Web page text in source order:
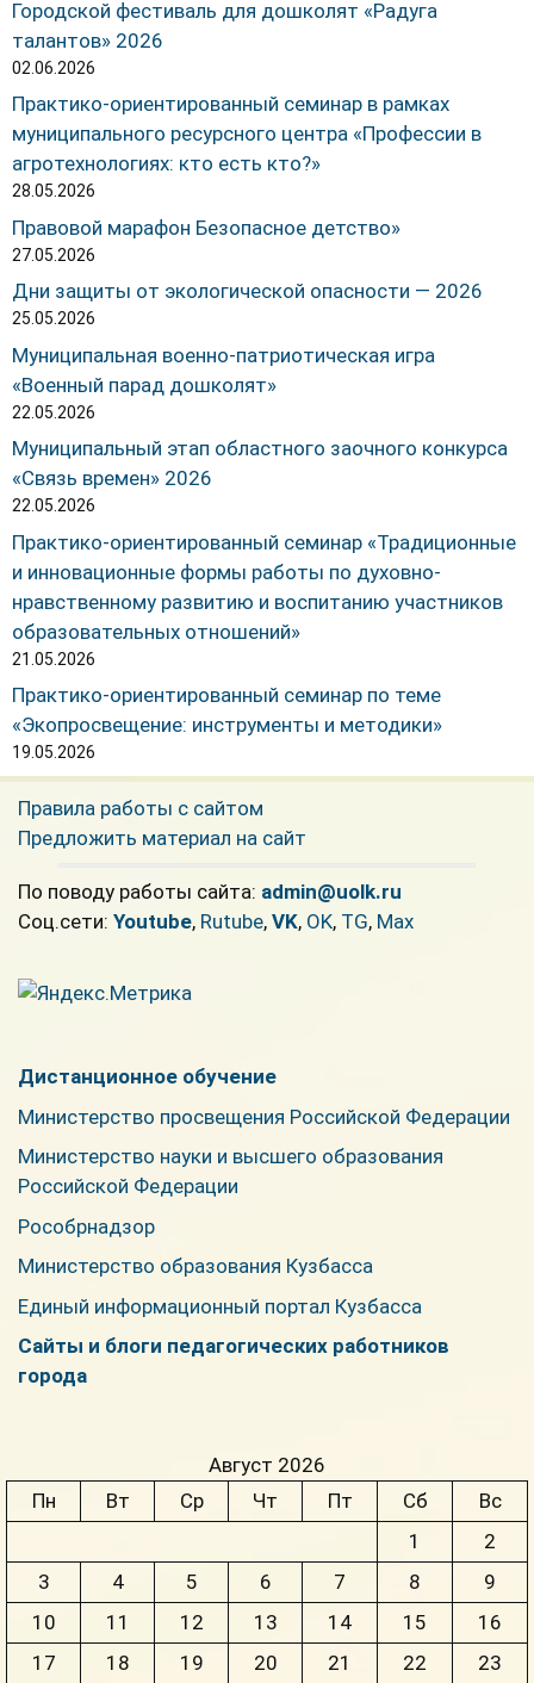
Городской фестиваль для дошколят «Радуга
талантов» 2026
02.06.2026
Практико-ориентированный семинар в рамках
муниципального ресурсного центра «Профессии в
агротехнологиях: кто есть кто?»
28.05.2026
Правовой марафон Безопасное детство»
27.05.2026
Дни защиты от экологической опасности — 2026
25.05.2026
Муниципальная военно-патриотическая игра
«Военный парад дошколят»
22.05.2026
Муниципальный этап областного заочного конкурса
«Связь времен» 2026
22.05.2026
Практико-ориентированный семинар «Традиционные
и инновационные формы работы по духовно-
нравственному развитию и воспитанию участников
образовательных отношений»
21.05.2026
Практико-ориентированный семинар по теме
«Экопросвещение: инструменты и методики»
19.05.2026
Правила работы с сайтом
Предложить материал на сайт
По поводу работы сайта: admin@uolk.ru
Cоц.сети: Youtube, Rutube, VK, OK, TG, Max
Дистанционное обучение
Министерство просвещения Российской Федерации
Министерство науки и высшего образования
Российской Федерации
Рособрнадзор
Министерство образования Кузбасса
Единый информационный портал Кузбасса
Сайты и блоги педагогических работников
города
Август 2026
Пн
Вт Ср Чт Пт Сб
Вс
1
2
3
4 5 6 7 8
9
10
11 12 13 14 15
16
17
18 19 20 21 22 23